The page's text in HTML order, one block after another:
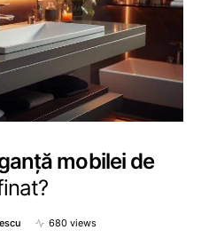
mobilei de
680 views